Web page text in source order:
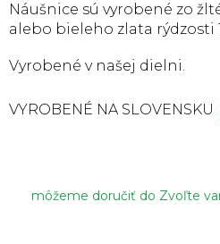
môžeme doručiť do Zvoľte
Náušnice sú vyrobené zo
alebo bieleho zlata rýdzosti
Vyrobené v našej dielni.
VYROBENÉ NA SLOVENSKU